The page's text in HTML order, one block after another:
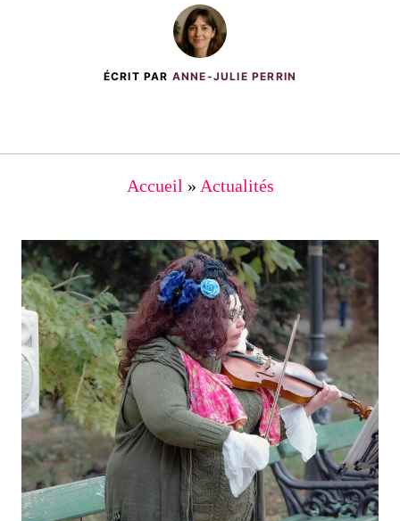
ÉCRIT PAR ANNE-JULIE PERRIN
Accueil » Actualités